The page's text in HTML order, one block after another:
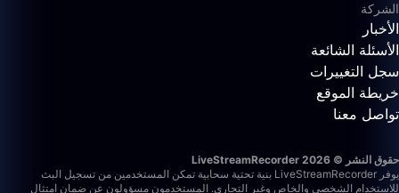
الشركة
الأخبار
الأسئلة الشائعة
سجل التغييرات
خريطة الموقع
تواصل معنا
حقوق النشر © 2026 LiveStreamRecorder
يوفر LiveStreamRecorder بنية تحتية سحابية تمكن المستخدمين من تسجيل البث
للاستخدام الشخصي والخاص وغير التجاري. المستخدمون مسؤولون عن ضمان امتثال